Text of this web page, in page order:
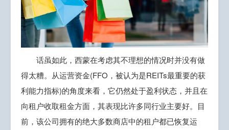
话虽如此，西蒙在考虑其不理想的情况时并没有做
得太糟。从运营资金(FFO，被认为是REITs最重要的获
利能力指标)的角度来看，它仍然处于盈利状态，并且在
向租户收取租金方面，其表现比许多同行业主要好。目
前，该公司拥有的绝大多数商店中的租户都已恢复运